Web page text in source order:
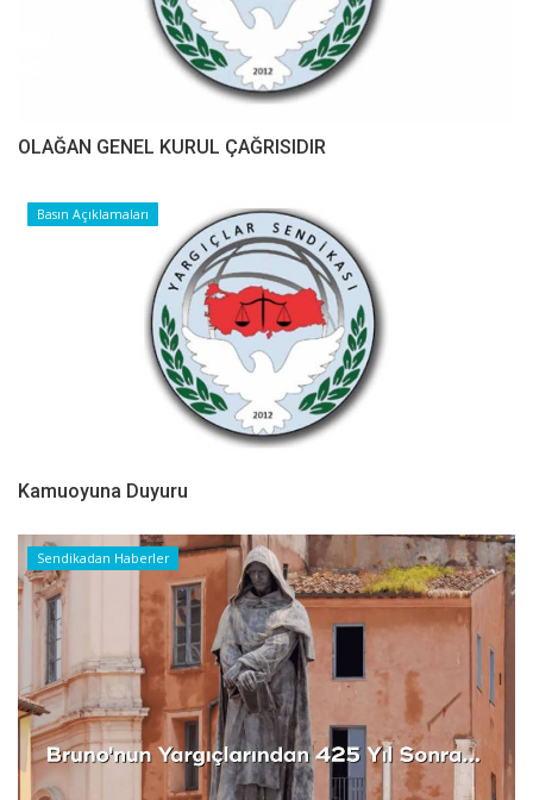
OLAĞAN GENEL KURUL ÇAĞRISIDIR
Basın Açıklamaları
Kamuoyuna Duyuru
Sendikadan Haberler